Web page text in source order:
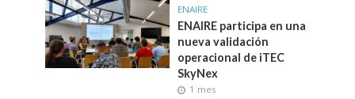
ENAIRE
ENAIRE participa en una
nueva validación
operacional de iTEC
SkyNex
1 mes